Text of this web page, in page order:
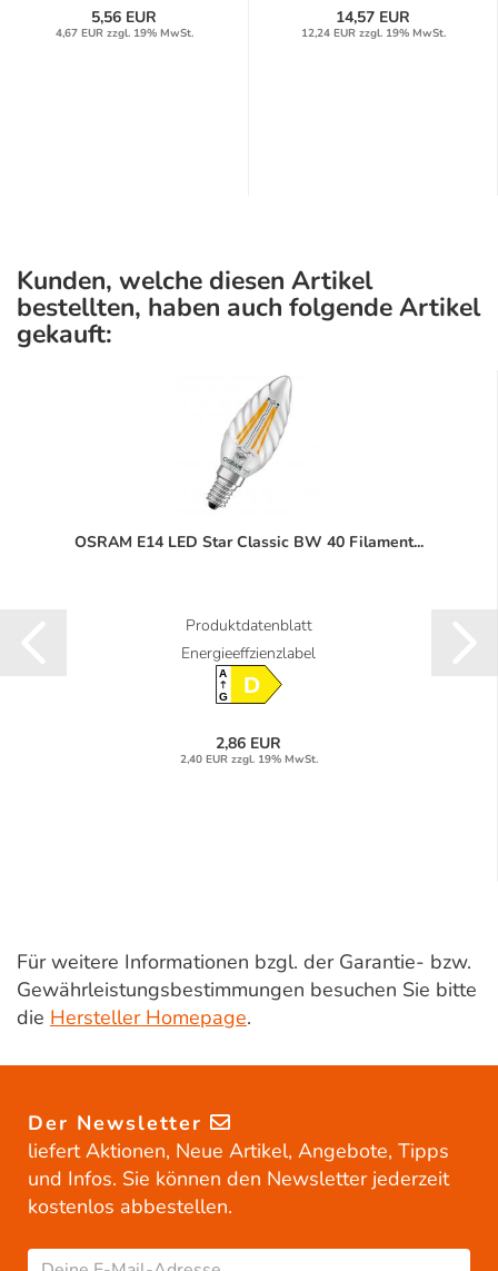
5,56 EUR
4,67 EUR zzgl. 19% MwSt.
14,57 EUR
12,24 EUR zzgl. 19% MwSt.
Kunden, welche diesen Artikel
bestellten, haben auch folgende Artikel
gekauft:
OSRAM E14 LED Star Classic BW 40 Filament...
Produktdatenblatt
Energieeffzienzlabel
A
GD
2,86 EUR
2,40 EUR zzgl. 19% MwSt.
Für weitere Informationen bzgl. der Garantie- bzw.
Gewährleistungsbestimmungen besuchen Sie bitte
die Hersteller Homepage.
Der Newsletter
liefert Aktionen, Neue Artikel, Angebote, Tipps
und Infos. Sie können den Newsletter jederzeit
kostenlos abbestellen.